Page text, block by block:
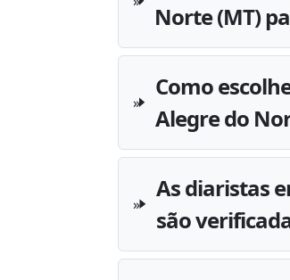
Norte (MT)
Como
Alegre do
As diaristas
são